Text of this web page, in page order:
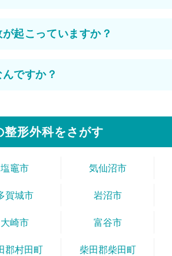
起こっていますか？
ですか？
整形外科をさがす
塩竈市 気仙沼市
賀城市 岩沼市
大崎市 富谷市
郡村田町 柴田郡柴田町